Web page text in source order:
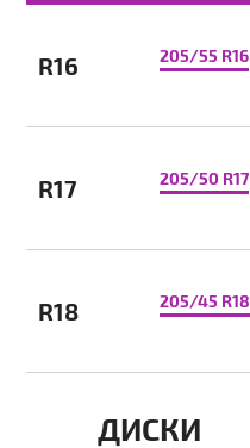
R16 205/55 R16
R17 205/50 R17
R18 205/45 R18
ДИСКИ